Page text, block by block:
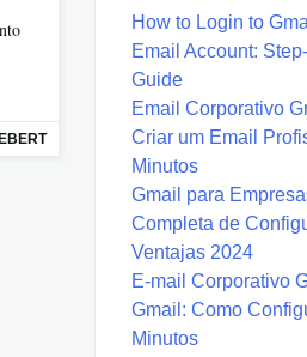
How to Login to
Email Account:
Guide
Email Corporativo
Criar um Email
Minutos
Gmail para
Completa de
Ventajas 2024
E-mail Corporativo
Gmail: Como
Minutos